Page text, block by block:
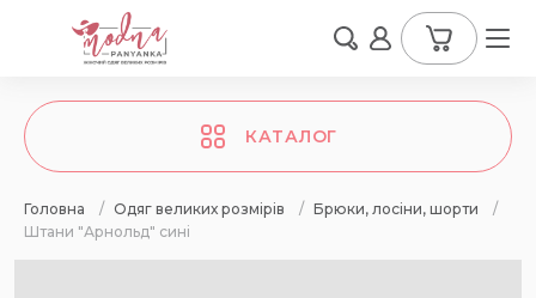
КАТАЛОГ
Головна / Одяг великих розмірів / Брюки, лосіни, шорти
/
Штани "Арнольд" сині